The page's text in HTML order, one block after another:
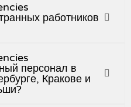
работников
персонал в
Кракове и